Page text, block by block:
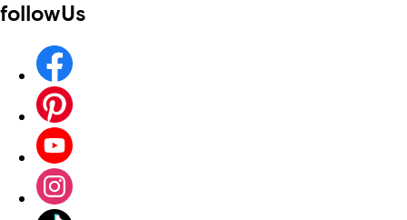
followUs